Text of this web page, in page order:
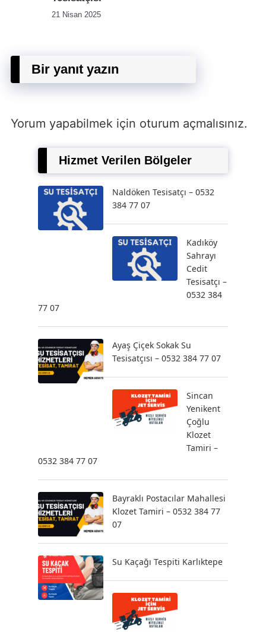
21 Nisan 2025
Bir yanıt yazın
Yorum yapabilmek için oturum açmalısınız.
Hizmet Verilen Bölgeler
Naldöken Tesisatçı – 0532
384 77 07
Kadıköy
Sahrayı
Cedit
Tesisatçı –
0532 384
77 07
Ayaş Çiçek Sokak Su
Tesisatçısı – 0532 384 77 07
Sincan
Yenikent
Çoğlu
Klozet
Tamiri –
0532 384 77 07
Bayraklı Postacılar Mahallesi
Klozet Tamiri – 0532 384 77
07
Su Kaçağı Tespiti Karlıktepe